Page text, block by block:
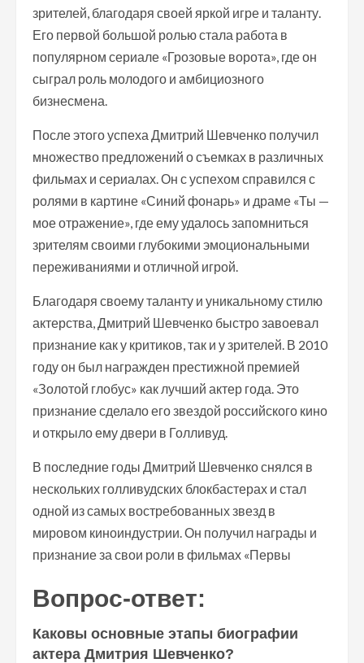
зрителей, благодаря своей яркой игре и таланту.
Его первой большой ролью стала работа в
популярном сериале «Грозовые ворота», где он
сыграл роль молодого и амбициозного
бизнесмена.
После этого успеха Дмитрий Шевченко получил
множество предложений о съемках в различных
фильмах и сериалах. Он с успехом справился с
ролями в картине «Синий фонарь» и драме «Ты —
мое отражение», где ему удалось запомниться
зрителям своими глубокими эмоциональными
переживаниями и отличной игрой.
Благодаря своему таланту и уникальному стилю
актерства, Дмитрий Шевченко быстро завоевал
признание как у критиков, так и у зрителей. В 2010
году он был награжден престижной премией
«Золотой глобус» как лучший актер года. Это
признание сделало его звездой российского кино
и открыло ему двери в Голливуд.
В последние годы Дмитрий Шевченко снялся в
нескольких голливудских блокбастерах и стал
одной из самых востребованных звезд в
мировом киноиндустрии. Он получил награды и
признание за свои роли в фильмах «Первы
Вопрос-ответ:
Каковы основные этапы биографии
актера Дмитрия Шевченко?